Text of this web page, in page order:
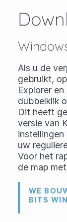
Als u de
gebruikt,
Explorer
dubbelklik
Dit heeft
versie van
instellingen
uw
Voor het
de map
WE
BITS